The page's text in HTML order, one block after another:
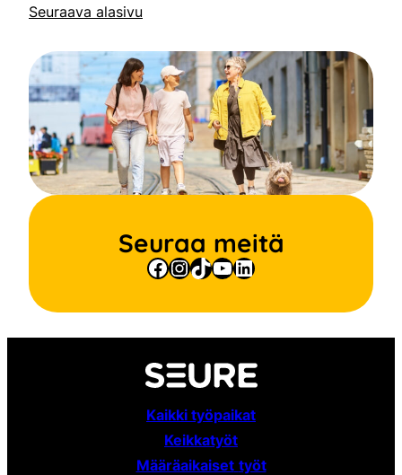
Seuraava alasivu
Seuraa meitä
Facebook
Instagram
TikTok
YouTube
LinkedIn
Kaikki työpaikat
Keikkatyöt
Määräaikaiset työt